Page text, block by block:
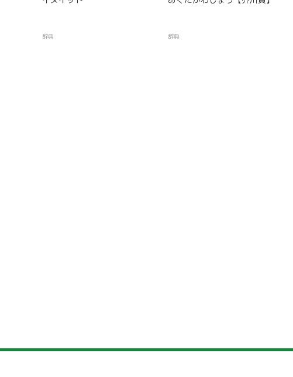
辞典 辞典